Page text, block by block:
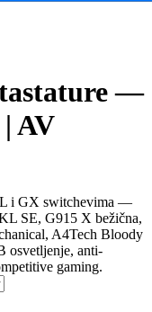
—
AV
i GX switchevima —
SE, G915 X bežična,
A4Tech Bloody
osvetljenje, anti-
gaming.